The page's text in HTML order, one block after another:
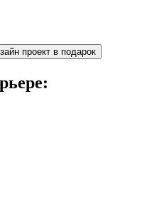
проект в подарок